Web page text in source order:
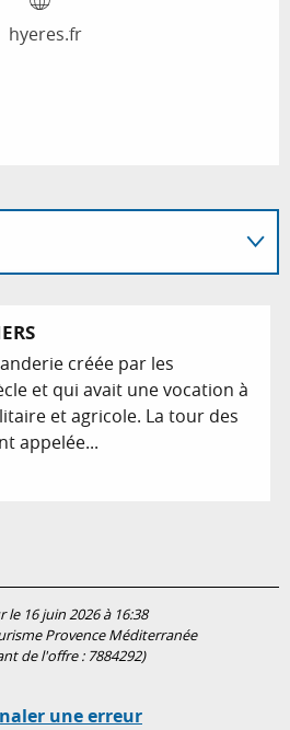
hyeres.fr
créée par les
et qui avait une vocation à
et agricole. La tour des
appelée...
le 16 juin 2026 à 16:38
Provence Méditerranée
de l'offre : 7884292)
une erreur